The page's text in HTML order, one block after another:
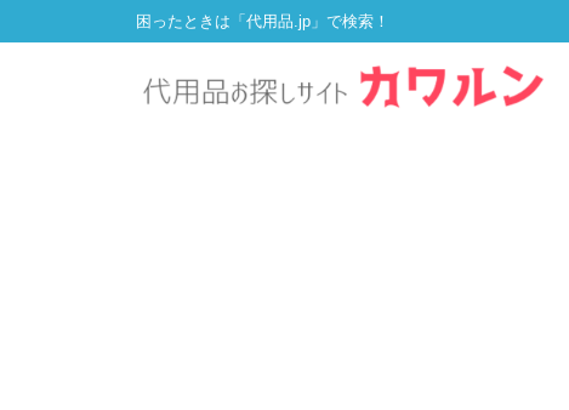
困ったときは「代用品.jp」で検索！